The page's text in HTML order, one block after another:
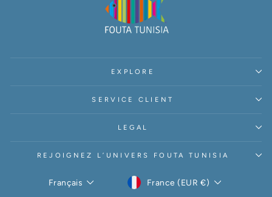
EXPLORE
SERVICE CLIENT
LEGAL
REJOIGNEZ L’UNIVERS FOUTA TUNISIA
LANGUE
Français DEVISE
France (EUR €)